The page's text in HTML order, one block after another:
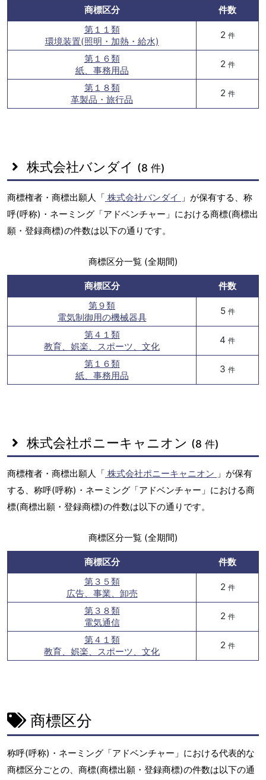
商標区分
件数
第１１類
環境装置(照明・加熱・給水)
2 件
第１６類
紙、事務用品
2 件
第１８類
革製品・旅行品
2 件
株式会社バンダイ (8 件)
商標権者・商標出願人「 株式会社バンダイ 」が保有する、称
呼(呼称)・ネーミング「アドベンチャー」における商標(商標出
願・登録商標)の件数は以下の通りです。
商標区分一覧 (全期間)
商標区分
件数
第９類
電気制御用の機械器具
5 件
第４１類
教育、娯楽、スポーツ、文化
4 件
第１６類
紙、事務用品
3 件
株式会社ポニーキャニオン (8 件)
商標権者・商標出願人「 株式会社ポニーキャニオン 」が保有
する、称呼(呼称)・ネーミング「アドベンチャー」における商
標(商標出願・登録商標)の件数は以下の通りです。
商標区分一覧 (全期間)
商標区分
件数
第３５類
広告、事業、卸売
2 件
第３８類
電気通信
2 件
第４１類
教育、娯楽、スポーツ、文化
2 件
商標区分
称呼(呼称)・ネーミング「アドベンチャー」における代表的な
商標区分ごとの、商標(商標出願・登録商標)の件数は以下の通